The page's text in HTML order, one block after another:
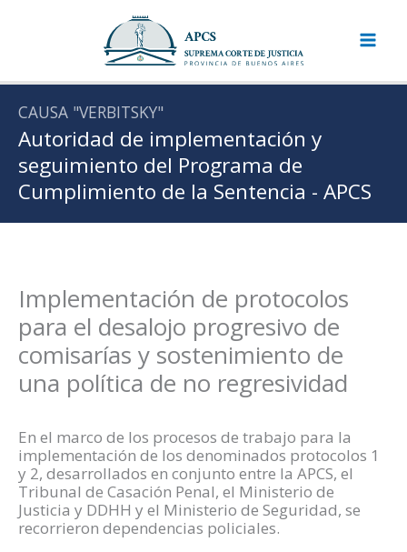
CAUSA "VERBITSKY"
Autoridad de implementación y
seguimiento del Programa de
Cumplimiento de la Sentencia - APCS
Implementación de protocolos
para el desalojo progresivo de
comisarías y sostenimiento de
una política de no regresividad
En el marco de los procesos de trabajo para la
implementación de los denominados protocolos 1
y 2, desarrollados en conjunto entre la APCS, el
Tribunal de Casación Penal, el Ministerio de
Justicia y DDHH y el Ministerio de Seguridad, se
recorrieron dependencias policiales.